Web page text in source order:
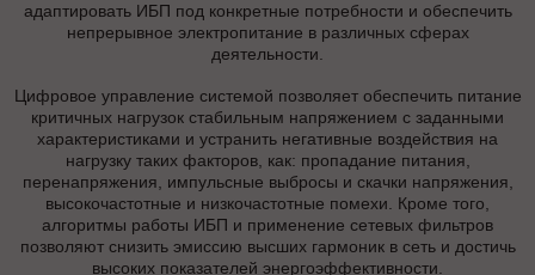
адаптировать ИБП под конкретные потребности и обеспечить
непрерывное электропитание в различных сферах
деятельности.
Цифровое управление системой позволяет обеспечить питание
критичных нагрузок стабильным напряжением с заданными
характеристиками и устранить негативные воздействия на
нагрузку таких факторов, как: пропадание питания,
перенапряжения, импульсные выбросы и скачки напряжения,
высокочастотные и низкочастотные помехи. Кроме того,
алгоритмы работы ИБП и применение сетевых фильтров
позволяют снизить эмиссию высших гармоник в сеть и достичь
высоких показателей энергоэффективности.